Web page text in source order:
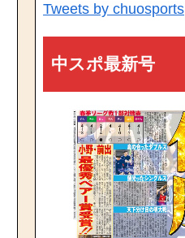
Tweets by chuosports
中スポ最新号